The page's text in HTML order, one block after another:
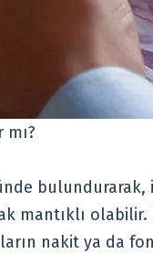
mı?
bulundurarak,
mantıklı olabilir.
nakit ya da